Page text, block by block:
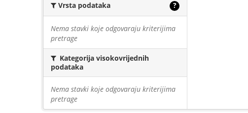
Vrsta podataka ?
Nema stavki koje odgovaraju kriterijima
pretrage
Kategorija visokovrijednih
podataka
Nema stavki koje odgovaraju kriterijima
pretrage